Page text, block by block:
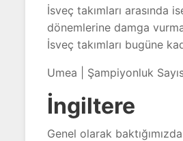
İsveç takımları arasında
dönemlerine damga
İsveç takımları bugüne
Umea | Şampiyonluk
İngiltere
Genel olarak